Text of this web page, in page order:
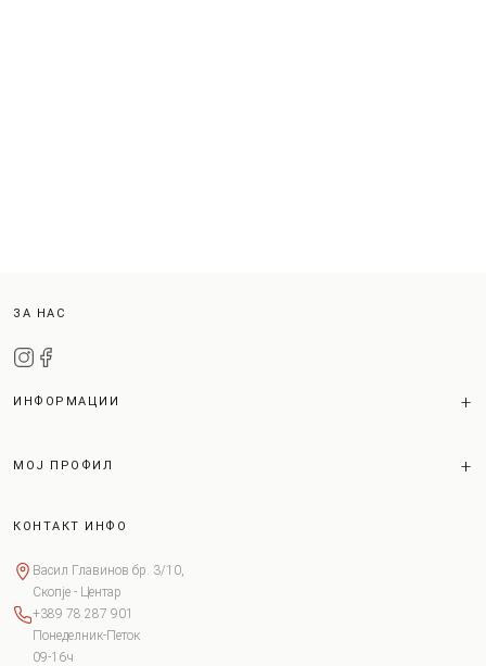
ЗА НАС
ИНФОРМАЦИИ
МОЈ ПРОФИЛ
КОНТАКТ ИНФО
Васил Главинов бр. 3/10,
Скопје - Центар
+389 78 287 901
Понеделник-Петок
09-16ч